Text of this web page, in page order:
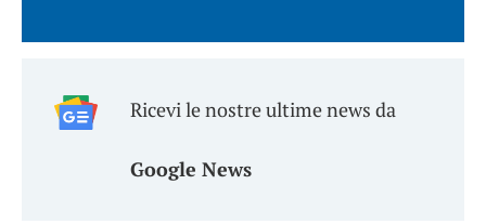
Ricevi le nostre ultime news da
Google News